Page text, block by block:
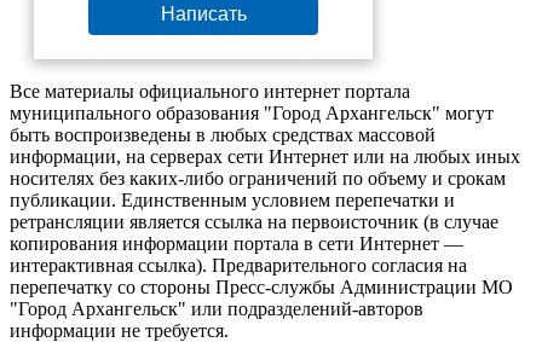
Написать
Все материалы официального интернет портала
муниципального образования "Город Архангельск" могут
быть воспроизведены в любых средствах массовой
информации, на серверах сети Интернет или на любых иных
носителях без каких-либо ограничений по объему и срокам
публикации. Единственным условием перепечатки и
ретрансляции является ссылка на первоисточник (в случае
копирования информации портала в сети Интернет —
интерактивная ссылка). Предварительного согласия на
перепечатку со стороны Пресс-службы Администрации МО
"Город Архангельск" или подразделений-авторов
информации не требуется.